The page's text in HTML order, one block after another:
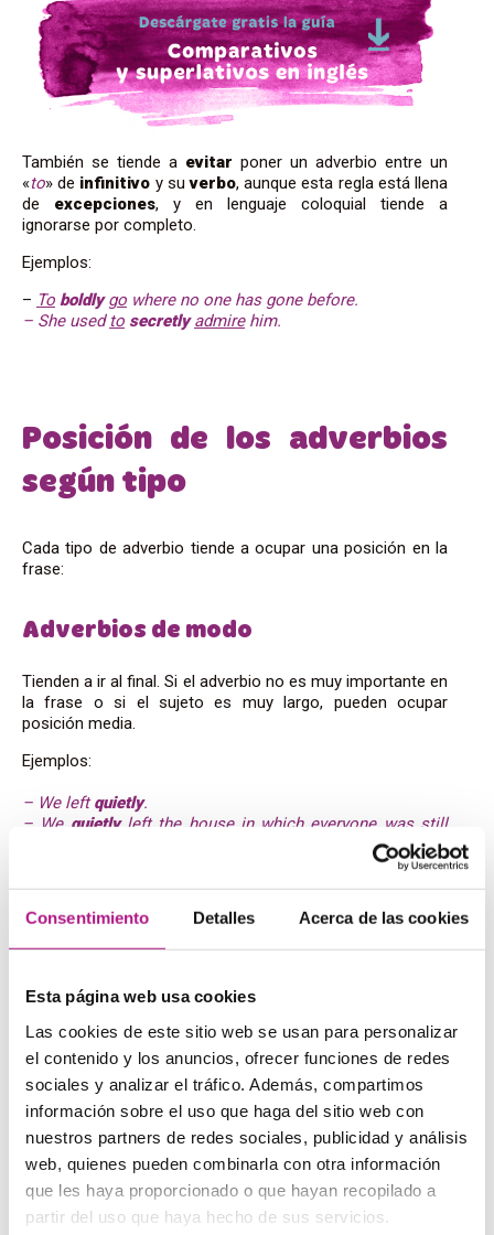
Consentimiento Detalles Acerca de las cookies
Esta página web usa cookies
Las cookies de este sitio web se usan para personalizar
el contenido y los anuncios, ofrecer funciones de redes
sociales y analizar el tráfico. Además, compartimos
información sobre el uso que haga del sitio web con
nuestros partners de redes sociales, publicidad y análisis
web, quienes pueden combinarla con otra información
que les haya proporcionado o que hayan recopilado a
partir del uso que haya hecho de sus servicios.
También se tiende a evitar poner un adverbio entre un
«to» de infinitivo y suverbo, aunque esta regla está llena
de excepciones, y en lenguaje coloquial tiende a
ignorarse por completo.
Ejemplos:
– To boldly go where no one has gone before.
– She used to secretly admirehim.
Posición de los adverbios
según tipo
Cada tipo de adverbio tiende a ocupar una posición en la
frase:
Adverbios de modo
Tienden a ir al final. Si el adverbio no es muy importante en
la frase o si el sujeto es muy largo, pueden ocupar
posición media.
Ejemplos:
– We leftquietly.
– We quietlyleft the house in which everyone was still
Adverbios delugar
Tienden a ir al final. A veces, especialmente en textos
Ejemplos:
– She is standing there.
– There she stood, looking out of the window.
Adverbios de tiempo